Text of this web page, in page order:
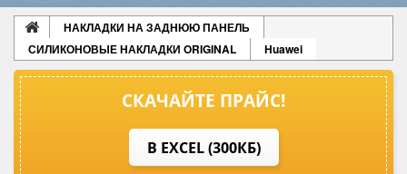
НАКЛАДКИ НА ЗАДНЮЮ ПАНЕЛЬ
СИЛИКОНОВЫЕ НАКЛАДКИ ORIGINAL
Huawei
СКАЧАЙТЕ ПРАЙС!
В EXCEL (300КБ)